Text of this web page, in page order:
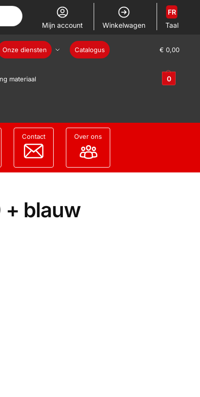
Mijn account Winkelwagen Taal
FR
Onze diensten Catalogus
materiaal
€ 0,00
0
Contact Over ons
+ blauw